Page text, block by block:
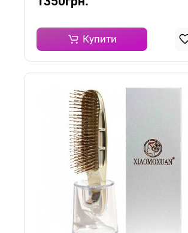
Купити